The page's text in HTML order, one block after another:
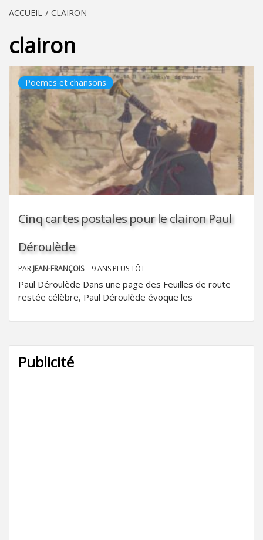
ACCUEIL CLAIRON
clairon
Poemes et chansons
Cinq cartes postales pour le clairon Paul
Déroulède
PAR JEAN-FRANÇOIS 9 ANS PLUS TÔT
Paul Déroulède Dans une page des Feuilles de route
restée célèbre, Paul Déroulède évoque les
Publicité